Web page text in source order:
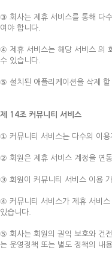
③ 회사는 제휴 서비스를 통해 다
여야 합니다.
④ 제휴 서비스는 해당 서비스 의
수 있습니다.
⑤ 설치된 애플리케이션을 삭제
제 14조 커뮤니티 서비스
① 커뮤니티 서비스는 다수의 이용
② 회원은 제휴 서비스 계정을 연
③ 회원이 커뮤니티 서비스 이용
④ 커뮤니티 서비스가 제휴 서비스
있습니다.
⑤ 회사는 회원의 권익 보호와 건
는 운영정책 또는 별도 정책의 내